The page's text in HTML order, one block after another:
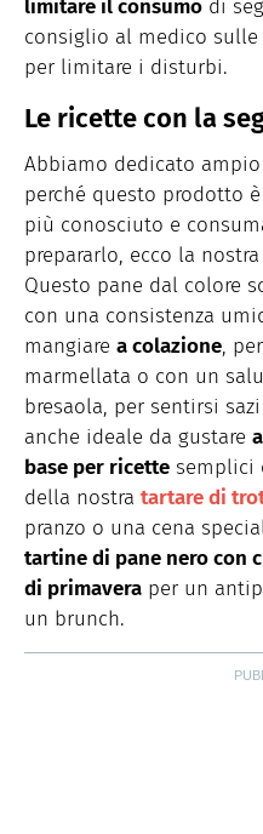
limitare il consumo di
consiglio al medico
per limitare i disturbi.
Le ricette con la
Abbiamo dedicato
perché questo prodotto
più conosciuto e
prepararlo, ecco la nostra
Questo pane dal colore
con una consistenza
mangiare a colazione,
marmellata o con un
bresaola, per sentirsi
anche ideale da gustare
base per ricette semplici
della nostra tartare di
pranzo o una cena
tartine di pane nero con
di primavera per un
un brunch.